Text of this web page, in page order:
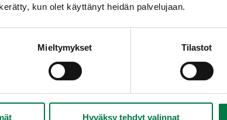
kun olet käyttänyt heidän palvelujaan.
Mieltymykset Tilastot
Hyväksy tehdyt valinnat
Mausteinen peruna